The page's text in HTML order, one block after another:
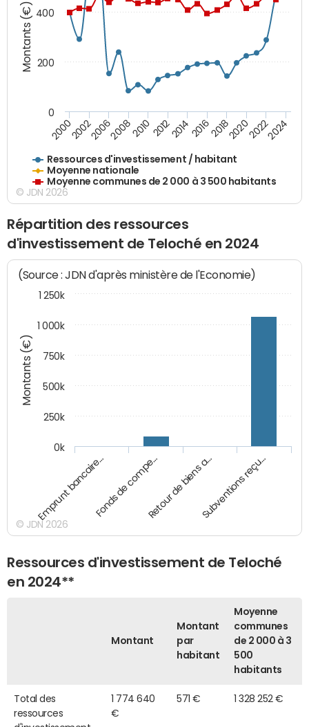
Montants (€)
Ressources d'investissement / habitant
Moyenne nationale
Moyenne communes de 2 000 à 3 500 habitants
20002002200620082010 2012201420162018202020222024
0
200
400
© JDN 2026
Répartition des ressources
d'investissement de Teloché en 2024
Montants (€)
(Source : JDN d'après ministère de l'Economie)
Emprunt bancaire…Fonds de compe…Retour de biens a…Subventions reçu…
0k
250k
500k
750k
1 000k
1 250k
© JDN 2026
Ressources d'investissement de Teloché
en 2024**
Montant
Montant
par
habitant
Moyenne
communes
de 2 000 à 3
500
habitants
Total des
ressources
1 774 640
€
571 € 1 328 252 €